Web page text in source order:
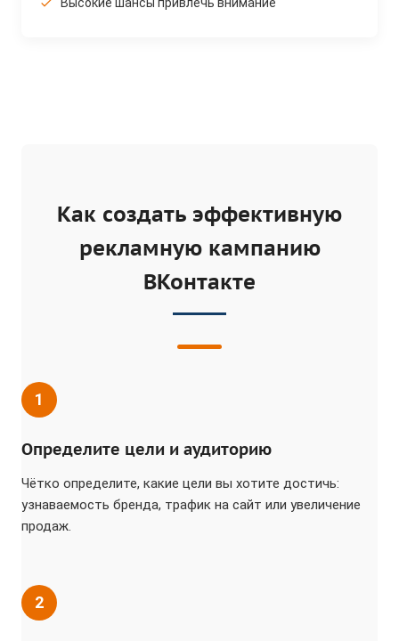
Высокие шансы привлечь внимание
Как создать эффективную
рекламную кампанию
ВКонтакте
1
Определите цели и аудиторию
Чётко определите, какие цели вы хотите достичь:
узнаваемость бренда, трафик на сайт или увеличение
продаж.
2